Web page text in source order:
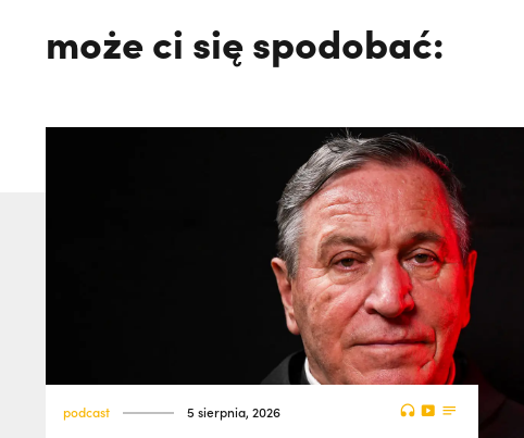
może ci się spodobać:
podcast 5 sierpnia, 2026